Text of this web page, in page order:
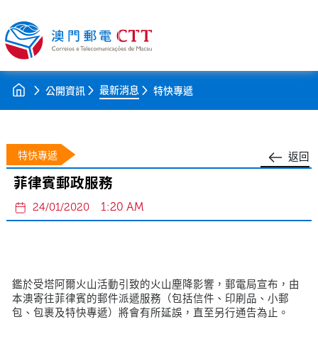
公開資訊 最新消息 特快專遞
返回
特快專遞
菲律賓郵政服務
24/01/2020 1:20 AM
鑑於受塔阿爾火山活動引致的火山塵降影響，郵電局宣布，由
本澳寄往菲律賓的郵件派遞服務（包括信件、印刷品、小郵
包、包裹及特快專遞）將會有所延誤，直至另行通告為止。